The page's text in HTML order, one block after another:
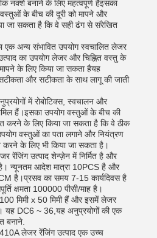
नक्शे बनाने के लिए महत्वपूर्ण हैइसका
वस्तुओं के बीच की दूरी को मापने और
जा सकता है कि वे सही ढंग से संरेखित
अन्य संभावित उपयोग स्वचालित लेजर
का उपयोग लेजर और चिह्नित वस्तु के
के लिए किया जा सकता हैयह
और सटीकता के साथ लागू की जाती
में रोबोटिक्स, स्वचालन और
हैं।इसका उपयोग वस्तुओं के बीच की
करने के लिए किया जा सकता है कि वे ठीक
वस्तुओं का पता लगाने और नियंत्रण
करने के लिए भी किया जा सकता है।
रेंजिंग उत्पाद शेन्ज़ेन में निर्मित है और
है। न्यूनतम आदेश मात्रा 10PCS है और
है।प्रसव का समय 7-15 कार्यदिवस है
क्षमता 100000 पीसी/माह है।
मिमी x 50 मिमी हैं और इसमें लेजर
DC6 ~ 36,यह अनुप्रयोगों की एक
बनाने.
लेजर रेंजिंग उत्पाद एक उच्च